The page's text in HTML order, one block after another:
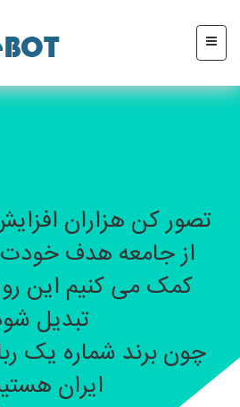
تصور کن هزاران
از جامعه هدف
کمک می کنیم این
تبدیل
چون برند شماره یک
ایران